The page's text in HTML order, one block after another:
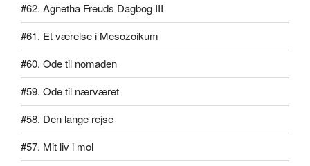
#62. Agnetha Freuds Dagbog III
#61. Et værelse i Mesozoikum
#60. Ode til nomaden
#59. Ode til nærværet
#58. Den lange rejse
#57. Mit liv i mol